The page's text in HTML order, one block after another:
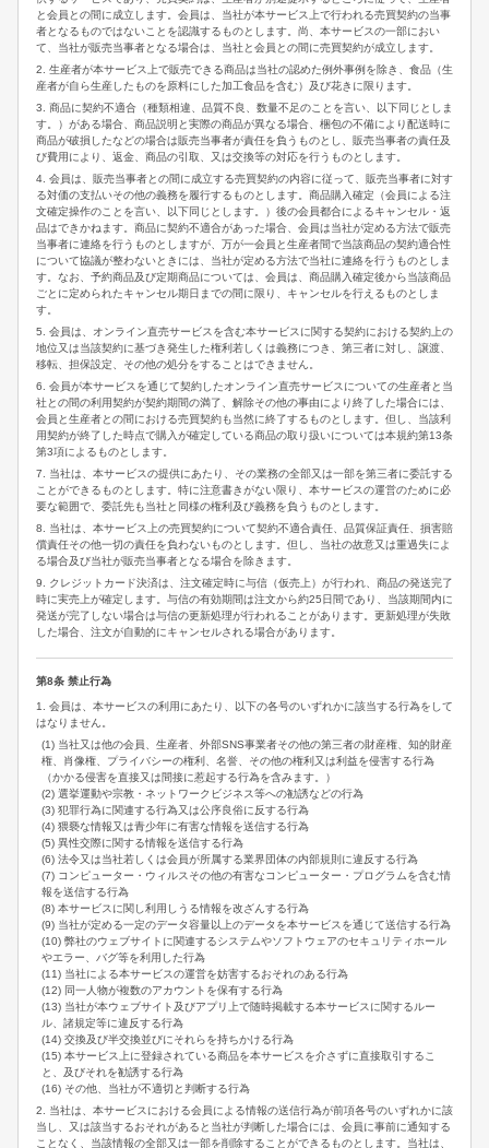
と会員との間に成立します。会員は、当社が本サービス上で行われる売買契約の当事
者となるものではないことを認識するものとします。尚、本サービスの一部におい
て、当社が販売当事者となる場合は、当社と会員との間に売買契約が成立します。
2. 生産者が本サービス上で販売できる商品は当社の認めた例外事例を除き、食品（生
産者が自ら生産したものを原料にした加工食品を含む）及び花きに限ります。
3. 商品に契約不適合（種類相違、品質不良、数量不足のことを言い、以下同じとしま
す。）がある場合、商品説明と実際の商品が異なる場合、梱包の不備により配送時に
商品が破損したなどの場合は販売当事者が責任を負うものとし、販売当事者の責任及
び費用により、返金、商品の引取、又は交換等の対応を行うものとします。
4. 会員は、販売当事者との間に成立する売買契約の内容に従って、販売当事者に対す
る対価の支払いその他の義務を履行するものとします。商品購入確定（会員による注
文確定操作のことを言い、以下同じとします。）後の会員都合によるキャンセル・返
品はできかねます。商品に契約不適合があった場合、会員は当社が定める方法で販売
当事者に連絡を行うものとしますが、万が一会員と生産者間で当該商品の契約適合性
について協議が整わないときには、当社が定める方法で当社に連絡を行うものとしま
す。なお、予約商品及び定期商品については、会員は、商品購入確定後から当該商品
ごとに定められたキャンセル期日までの間に限り、キャンセルを行えるものとしま
す。
5. 会員は、オンライン直売サービスを含む本サービスに関する契約における契約上の
地位又は当該契約に基づき発生した権利若しくは義務につき、第三者に対し、譲渡、
移転、担保設定、その他の処分をすることはできません。
6. 会員が本サービスを通じて契約したオンライン直売サービスについての生産者と当
社との間の利用契約が契約期間の満了、解除その他の事由により終了した場合には、
会員と生産者との間における売買契約も当然に終了するものとします。但し、当該利
用契約が終了した時点で購入が確定している商品の取り扱いについては本規約第13条
第3項によるものとします。
7. 当社は、本サービスの提供にあたり、その業務の全部又は一部を第三者に委託する
ことができるものとします。特に注意書きがない限り、本サービスの運営のために必
要な範囲で、委託先も当社と同様の権利及び義務を負うものとします。
8. 当社は、本サービス上の売買契約について契約不適合責任、品質保証責任、損害賠
償責任その他一切の責任を負わないものとします。但し、当社の故意又は重過失によ
る場合及び当社が販売当事者となる場合を除きます。
9. クレジットカード決済は、注文確定時に与信（仮売上）が行われ、商品の発送完了
時に実売上が確定します。与信の有効期間は注文から約25日間であり、当該期間内に
発送が完了しない場合は与信の更新処理が行われることがあります。更新処理が失敗
した場合、注文が自動的にキャンセルされる場合があります。
第8条 禁止行為
1. 会員は、本サービスの利用にあたり、以下の各号のいずれかに該当する行為をして
はなりません。
(1) 当社又は他の会員、生産者、外部SNS事業者その他の第三者の財産権、知的財産
権、肖像権、プライバシーの権利、名誉、その他の権利又は利益を侵害する行為
（かかる侵害を直接又は間接に惹起する行為を含みます。）
(2) 選挙運動や宗教・ネットワークビジネス等への勧誘などの行為
(3) 犯罪行為に関連する行為又は公序良俗に反する行為
(4) 猥褻な情報又は青少年に有害な情報を送信する行為
(5) 異性交際に関する情報を送信する行為
(6) 法令又は当社若しくは会員が所属する業界団体の内部規則に違反する行為
(7) コンピューター・ウィルスその他の有害なコンピューター・プログラムを含む情
報を送信する行為
(8) 本サービスに関し利用しうる情報を改ざんする行為
(9) 当社が定める一定のデータ容量以上のデータを本サービスを通じて送信する行為
(10) 弊社のウェブサイトに関連するシステムやソフトウェアのセキュリティホール
やエラー、バグ等を利用した行為
(11) 当社による本サービスの運営を妨害するおそれのある行為
(12) 同一人物が複数のアカウントを保有する行為
(13) 当社が本ウェブサイト及びアプリ上で随時掲載する本サービスに関するルー
ル、諸規定等に違反する行為
(14) 交換及び半交換並びにそれらを持ちかける行為
(15) 本サービス上に登録されている商品を本サービスを介さずに直接取引するこ
と、及びそれを勧誘する行為
(16) その他、当社が不適切と判断する行為
2. 当社は、本サービスにおける会員による情報の送信行為が前項各号のいずれかに該
当し、又は該当するおそれがあると当社が判断した場合には、会員に事前に通知する
ことなく、当該情報の全部又は一部を削除することができるものとします。当社は、